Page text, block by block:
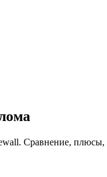
Сравнение,